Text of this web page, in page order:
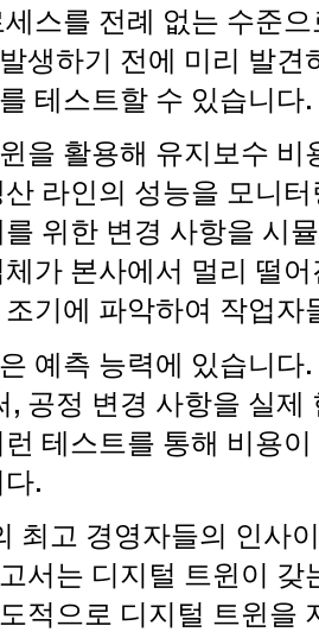
스를 전례 없는 수준
생하기 전에 미리 발견
테스트할 수 있습니다.
을 활용해 유지보수 비
라인의 성능을 모니
위한 변경 사항을 시
가 본사에서 멀리 떨
기에 파악하여 작업자
예측 능력에 있습니
공정 변경 사항을 실제
테스트를 통해 비용
.
최고 경영자들의 인사
서는 디지털 트윈이 갖
적으로 디지털 트윈을